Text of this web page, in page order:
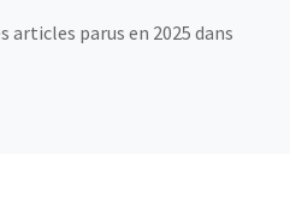
parus en 2025 dans